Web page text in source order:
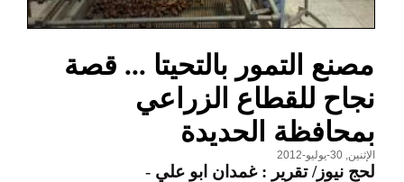
مصنع التمور بالتحيتا ... قصة
نجاح للقطاع الزراعي
بمحافظة الحديدة
الإثنين, 30-يوليو-2012
لحج نيوز/ تقرير : غمدان ابو علي -